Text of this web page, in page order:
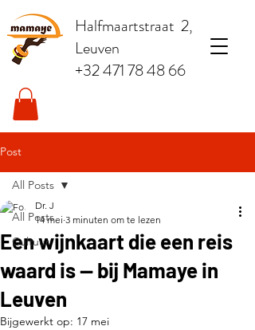
Halfmaartstraat 2,
Leuven
+32 471 78 48 66
Post
All Posts
Cultuur
All Posts
Een wijnkaart die een reis
waard is — bij Mamaye in
Leuven
Dr. J
14 mei 3 minuten om te lezen
Bijgewerkt op: 17 mei